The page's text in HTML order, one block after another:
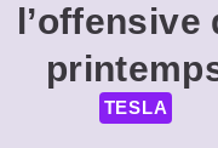
l’offensive
TESLA